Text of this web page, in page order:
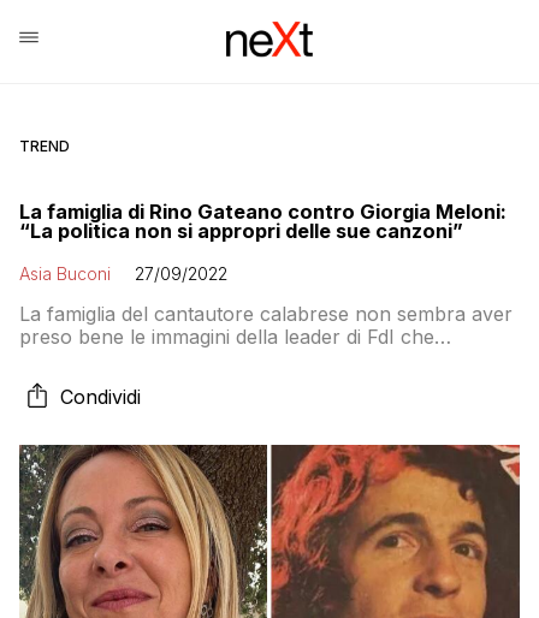
TREND
La famiglia di Rino Gateano contro Giorgia Meloni:
“La politica non si appropri delle sue canzoni”
Asia Buconi 27/09/2022
La famiglia del cantautore calabrese non sembra aver
preso bene le immagini della leader di FdI che
Condividi